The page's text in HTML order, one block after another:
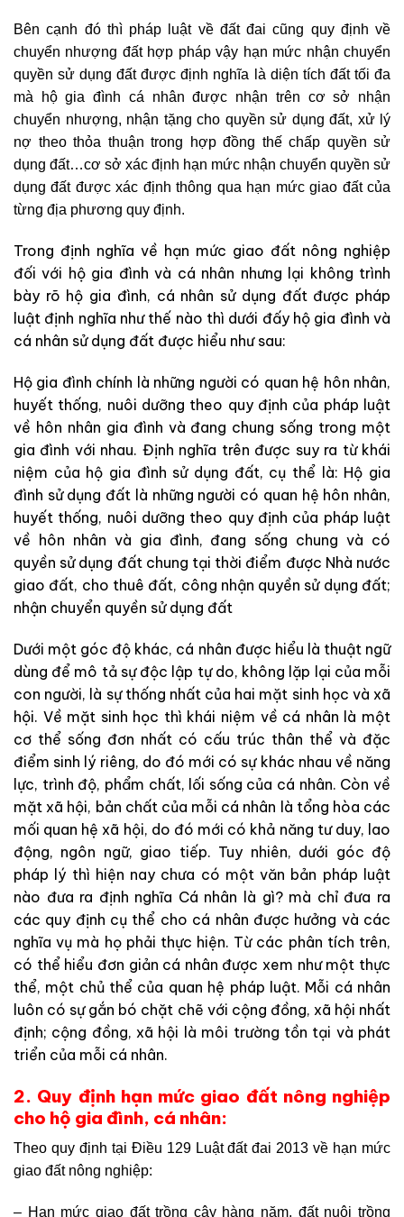
Bên cạnh đó thì pháp luật về đất đai cũng quy định về
chuyển nhượng đất hợp pháp vậy hạn mức nhận chuyển
quyền sử dụng đất được định nghĩa là diện tích đất tối đa
mà hộ gia đình cá nhân được nhận trên cơ sở nhận
chuyển nhượng, nhận tặng cho quyền sử dụng đất, xử lý
nợ theo thỏa thuận trong hợp đồng thế chấp quyền sử
dụng đất…cơ sở xác định hạn mức nhận chuyển quyền sử
dụng đất được xác định thông qua hạn mức giao đất của
từng địa phương quy định.
Trong định nghĩa về hạn mức giao đất nông nghiệp
đối với hộ gia đình và cá nhân nhưng lại không trình
bày rõ hộ gia đình, cá nhân sử dụng đất được pháp
luật định nghĩa như thế nào thì dưới đấy hộ gia đình và
cá nhân sử dụng đất được hiểu như sau:
Hộ gia đình chính là những người có quan hệ hôn nhân,
huyết thống, nuôi dưỡng theo quy định của pháp luật
về hôn nhân gia đình và đang chung sống trong một
gia đình với nhau. Định nghĩa trên được suy ra từ khái
niệm của hộ gia đình sử dụng đất, cụ thể là: Hộ gia
đình sử dụng đất là những người có quan hệ hôn nhân,
huyết thống, nuôi dưỡng theo quy định của pháp luật
về hôn nhân và gia đình, đang sống chung và có
quyền sử dụng đất chung tại thời điểm được Nhà nước
giao đất, cho thuê đất, công nhận quyền sử dụng đất;
nhận chuyển quyền sử dụng đất
Dưới một góc độ khác, cá nhân được hiểu là thuật ngữ
dùng để mô tả sự độc lập tự do, không lặp lại của mỗi
con người, là sự thống nhất của hai mặt sinh học và xã
hội. Về mặt sinh học thì khái niệm về cá nhân là một
cơ thể sống đơn nhất có cấu trúc thân thể và đặc
điểm sinh lý riêng, do đó mới có sự khác nhau về năng
lực, trình độ, phẩm chất, lối sống của cá nhân. Còn về
mặt xã hội, bản chất của mỗi cá nhân là tổng hòa các
mối quan hệ xã hội, do đó mới có khả năng tư duy, lao
động, ngôn ngữ, giao tiếp. Tuy nhiên, dưới góc độ
pháp lý thì hiện nay chưa có một văn bản pháp luật
nào đưa ra định nghĩa Cá nhân là gì? mà chỉ đưa ra
các quy định cụ thể cho cá nhân được hưởng và các
nghĩa vụ mà họ phải thực hiện. Từ các phân tích trên,
có thể hiểu đơn giản cá nhân được xem như một thực
thể, một chủ thể của quan hệ pháp luật. Mỗi cá nhân
luôn có sự gắn bó chặt chẽ với cộng đồng, xã hội nhất
định; cộng đồng, xã hội là môi trường tồn tại và phát
triển của mỗi cá nhân.
2. Quy định hạn mức giao đất nông nghiệp
cho hộ gia đình, cá nhân:
Theo quy định tại Điều 129 Luật đất đai 2013 về hạn mức
giao đất nông nghiệp:
– Hạn mức giao đất trồng cây hàng năm, đất nuôi trồng